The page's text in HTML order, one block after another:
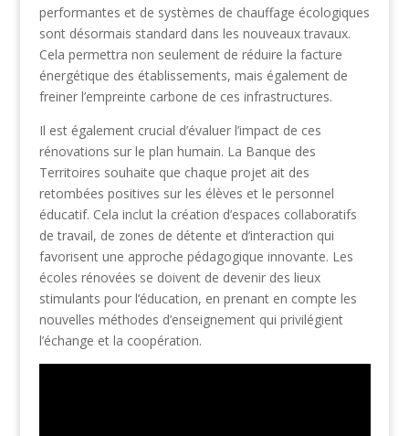
performantes et de systèmes de chauffage écologiques
sont désormais standard dans les nouveaux travaux.
Cela permettra non seulement de réduire la facture
énergétique des établissements, mais également de
freiner l’empreinte carbone de ces infrastructures.
Il est également crucial d’évaluer l’impact de ces
rénovations sur le plan humain. La Banque des
Territoires souhaite que chaque projet ait des
retombées positives sur les élèves et le personnel
éducatif. Cela inclut la création d’espaces collaboratifs
de travail, de zones de détente et d’interaction qui
favorisent une approche pédagogique innovante. Les
écoles rénovées se doivent de devenir des lieux
stimulants pour l’éducation, en prenant en compte les
nouvelles méthodes d’enseignement qui privilégient
l’échange et la coopération.